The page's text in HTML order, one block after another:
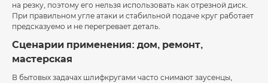
на резку, поэтому его нельзя использовать как отрезной диск.
При правильном угле атаки и стабильной подаче круг работает
предсказуемо и не перегревает деталь.
Сценарии применения: дом, ремонт,
мастерская
В бытовых задачах шлифкругами часто снимают заусенцы,